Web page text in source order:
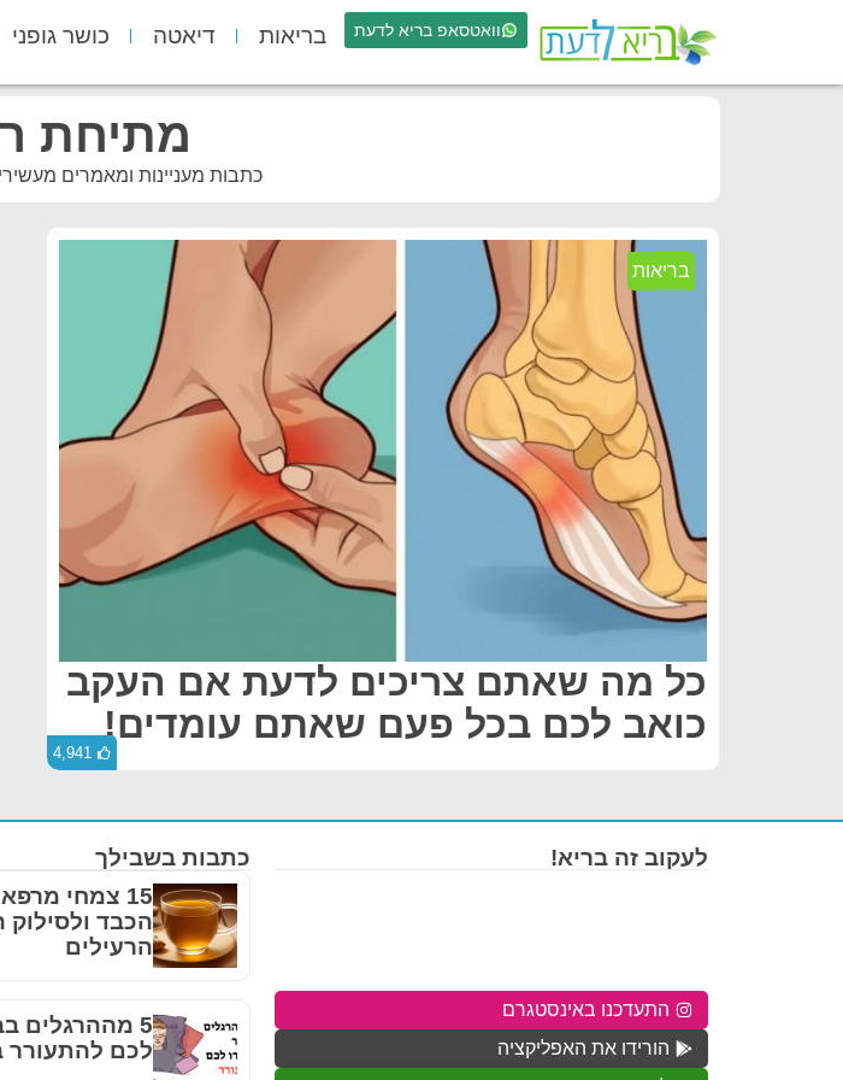
וואטסאפ בריא לדעת בריאות דיאטה כושר גופני
מתיחת
כתבות מעניינות ומאמרים
בריאות
כל מה שאתם צריכים לדעת אם העקב
כואב לכם בכל פעם שאתם עומדים!
4,941
כתבות בשבילך
15 צמחי
הכבד ולסילוק
הרעילים
5 מההרגלים
לכם להתעורר
לעקוב זה בריא!
התעדכנו באינסטגרם
הורידו את האפליקציה